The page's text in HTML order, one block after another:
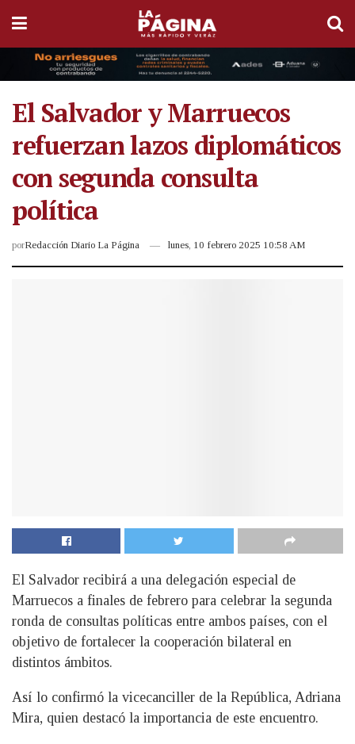
El Salvador y Marruecos
refuerzan lazos diplomáticos
con segunda consulta
política
porRedacción Diario La Página lunes, 10 febrero 2025 10:58 AM
El Salvador recibirá a una delegación especial de
Marruecos a finales de febrero para celebrar la segunda
ronda de consultas políticas entre ambos países, con el
objetivo de fortalecer la cooperación bilateral en
distintos ámbitos.
Así lo confirmó la vicecanciller de la República, Adriana
Mira, quien destacó la importancia de este encuentro.